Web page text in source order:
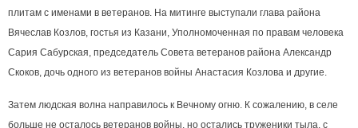
плитам с именами в ветеранов. На митинге выступали глава района
Вячеслав Козлов, гостья из Казани, Уполномоченная по правам человека
Сария Сабурская, председатель Совета ветеранов района Александр
Скоков, дочь одного из ветеранов войны Анастасия Козлова и другие.
Затем людская волна направилось к Вечному огню. К сожалению, в селе
больше не осталось ветеранов войны, но остались труженики тыла, с